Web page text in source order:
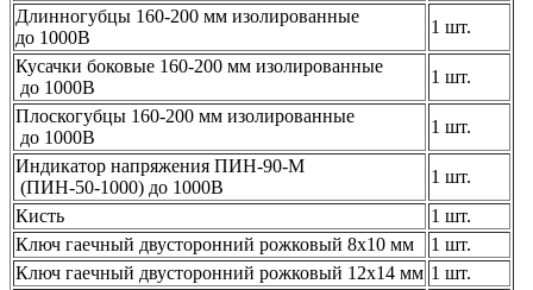
Длинногубцы 160-200 мм изолированные
до 1000В
1 шт.
Кусачки боковые 160-200 мм изолированные
до 1000В
1 шт.
Плоскогубцы 160-200 мм изолированные
до 1000В
1 шт.
Индикатор напряжения ПИН-90-М
(ПИН-50-1000) до 1000В
1 шт.
Кисть
1 шт.
Ключ гаечный двусторонний рожковый 8x10 мм
1 шт.
Ключ гаечный двусторонний рожковый 12х14 мм 1 шт.